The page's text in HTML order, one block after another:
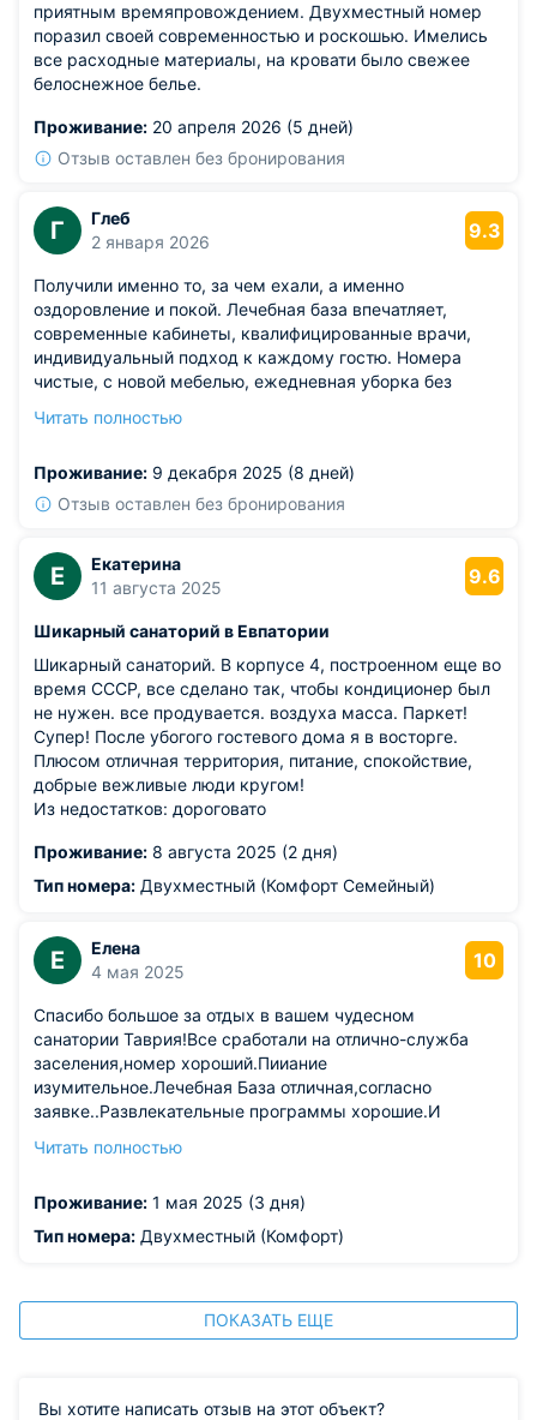
приятным времяпровождением. Двухместный номер
поразил своей современностью и роскошью. Имелись
все расходные материалы, на кровати было свежее
белоснежное белье.
Проживание: 20 апреля 2026 (5 дней)
Отзыв оставлен без бронирования
Г
Глеб
2 января 2026
9.3
Получили именно то, за чем ехали, а именно
оздоровление и покой. Лечебная база впечатляет,
современные кабинеты, квалифицированные врачи,
индивидуальный подход к каждому гостю. Номера
чистые, с новой мебелью, ежедневная уборка без
Из недостатков: некоторые корпуса требуют ремонта
Читать полностью
Проживание: 9 декабря 2025 (8 дней)
Отзыв оставлен без бронирования
Е
Екатерина
11 августа 2025
9.6
Шикарный санаторий в Евпатории
Шикарный санаторий. В корпусе 4, построенном еще во
время СССР, все сделано так, чтобы кондиционер был
не нужен. все продувается. воздуха масса. Паркет!
Супер! После убогого гостевого дома я в восторге.
Плюсом отличная территория, питание, спокойствие,
добрые вежливые люди кругом!
Из недостатков: дороговато
Проживание: 8 августа 2025 (2 дня)
Тип номера: Двухместный (Комфорт Семейный)
Е
Елена
4 мая 2025
10
Спасибо большое за отдых в вашем чудесном
санатории Таврия!Все сработали на отлично-служба
заселения,номер хороший.Пииание
изумительное.Лечебная База отличная,согласно
заявке..Развлекательные программы хорошие.И
Из недостатков: хотелось бы бассейн посещать с 8 до
Читать полностью
Проживание: 1 мая 2025 (3 дня)
Тип номера: Двухместный (Комфорт)
ПОКАЗАТЬ ЕЩЕ
Вы хотите написать отзыв на этот объект?